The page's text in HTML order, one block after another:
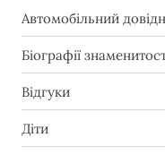
Автомобільний
Біографії
Відгуки
Діти